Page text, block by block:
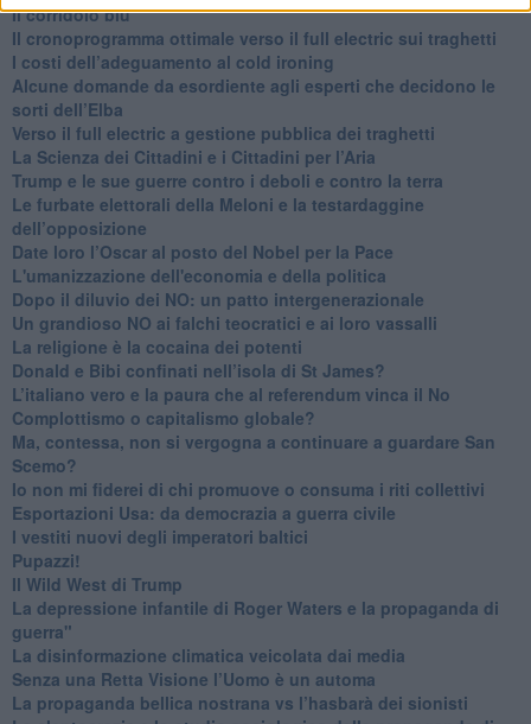
Il corridoio blu
​Il cronoprogramma ottimale verso il full electric sui traghetti
​I costi dell’adeguamento al cold ironing
Alcune domande da esordiente agli esperti che decidono le
sorti dell’Elba
Verso il full electric a gestione pubblica dei traghetti​
​La Scienza dei Cittadini e i Cittadini per l’Aria
Trump e le sue guerre contro i deboli e contro la terra
​Le furbate elettorali della Meloni e la testardaggine
dell’opposizione
​Date loro l’Oscar al posto del Nobel per la Pace
L'umanizzazione dell'economia e della politica
​Dopo il diluvio dei NO: un patto intergenerazionale
​Un grandioso NO ai falchi teocratici e ai loro vassalli
La religione è la cocaina dei potenti
Donald e Bibi confinati nell’isola di St James?
L’italiano vero e la paura che al referendum vinca il No
​Complottismo o capitalismo globale?
​Ma, contessa, non si vergogna a continuare a guardare San
Scemo?
​Io non mi fiderei di chi promuove o consuma i riti collettivi
Esportazioni Usa: da democrazia a guerra civile
​I vestiti nuovi degli imperatori baltici
​Pupazzi!
​Il Wild West di Trump
​La depressione infantile di Roger Waters e la propaganda di
guerra"
​La disinformazione climatica veicolata dai media
Senza una Retta Visione l’Uomo è un automa
​La propaganda bellica nostrana vs l’hasbarà dei sionisti